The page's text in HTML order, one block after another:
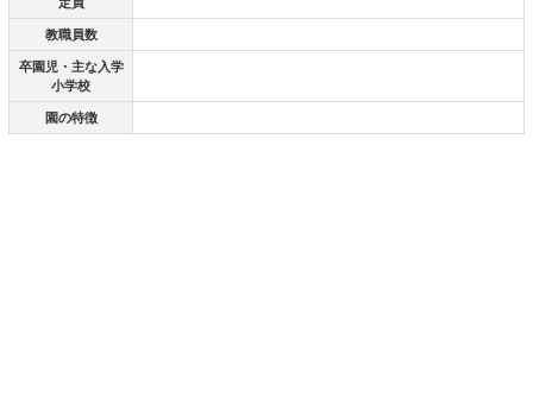
教職員数
卒園児・主な入学
小学校
園の特徴